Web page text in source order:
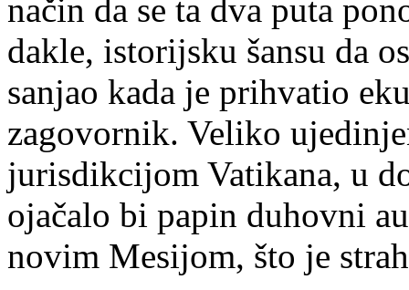
način da se ta dva puta
dakle, istorijsku šansu da
sanjao kada je prihvatio
zagovornik. Veliko
jurisdikcijom Vatikana, u
ojačalo bi papin duhovni
novim Mesijom, što je